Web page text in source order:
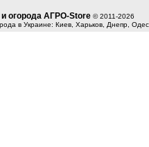
и огорода АГРО-Store © 2011-2026
в Украине: Киев, Харьков, Днепр,